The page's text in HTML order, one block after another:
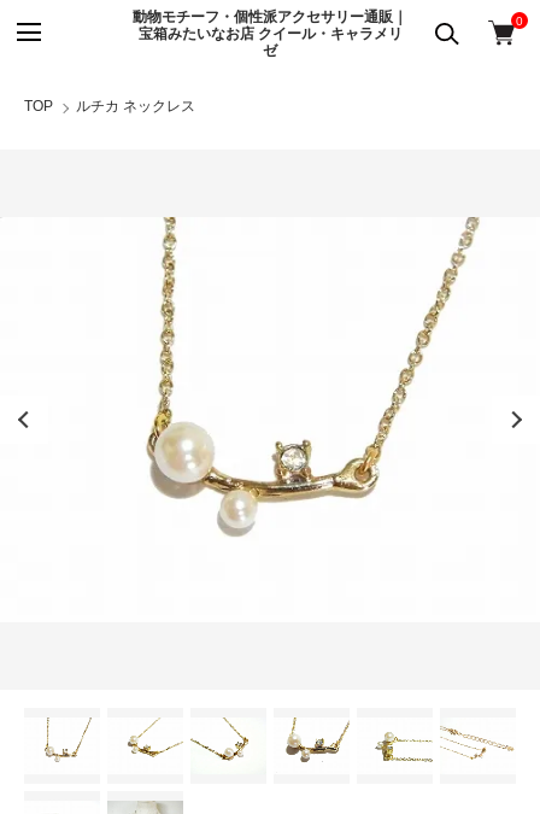
動物モチーフ・個性派アクセサリー通販｜
宝箱みたいなお店 クイール・キャラメリ
ゼ
0
TOP ルチカ ネックレス